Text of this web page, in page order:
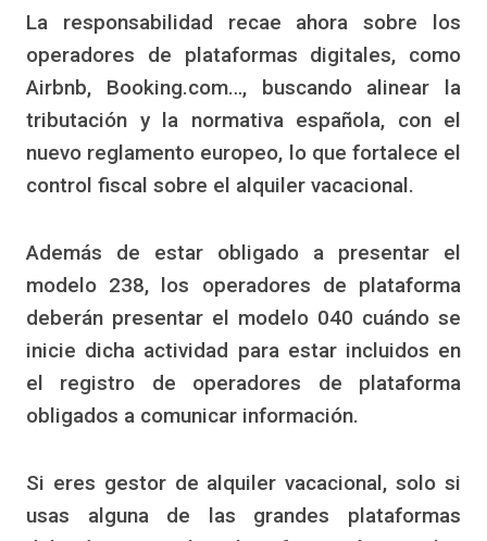
La responsabilidad recae ahora sobre los
operadores de plataformas digitales, como
Airbnb, Booking.com…, buscando alinear la
tributación y la normativa española, con el
nuevo reglamento europeo, lo que fortalece el
control fiscal sobre el alquiler vacacional.
Además de estar obligado a presentar el
modelo 238, los operadores de plataforma
deberán presentar el modelo 040 cuándo se
inicie dicha actividad para estar incluidos en
el registro de operadores de plataforma
obligados a comunicar información.
Si eres gestor de alquiler vacacional, solo si
usas alguna de las grandes plataformas